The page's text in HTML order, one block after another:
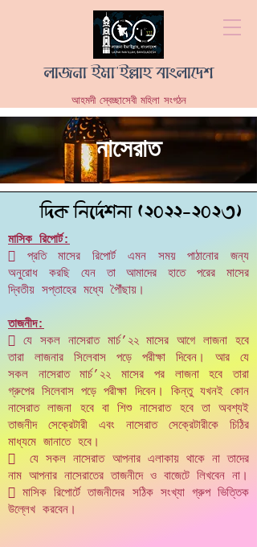
লাজনা ইমা'ইল্লাহ বাংলাদেশ
আহমদী স্বেচ্ছাসেবী মহিলা সংগঠন
নাসেরাত
w`K wb‡`©kbv (2022-2023)
মাসিক রিপোর্ট:
 প্রতি মাসের রিপোর্ট এমন সময় পাঠানোর জন্য
অনুরোধ করছি যেন তা আমাদের হাতে পরের মাসের
দ্বিতীয় সপ্তাহের মধ্যে পৈৗঁছায়।
তাজনীদ:
 যে সকল নাসেরাত মার্চ’২২ মাসের আগে লাজনা হবে
তারা লাজনার সিলেবাস পড়ে পরীক্ষা দিবেন। আর যে
সকল নাসেরাত মার্চ’২২ মাসের পর লাজনা হবে তারা
গ্রুপের সিলেবাস পড়ে পরীক্ষা দিবেন। কিন্তু যখনই কোন
নাসেরাত লাজনা হবে বা শিশু নাসেরাত হবে তা অবশ্যই
তাজনীদ সেক্রেটারী এবং নাসেরাত সেক্রেটারীকে চিঠির
মাধ্যমে জানাতে হবে।
 যে সকল নাসেরাত আপনার এলাকায় থাকে না তাদের
নাম আপনার নাসেরাতের তাজনীদে ও বাজেটে লিখবেন না।
 মাসিক রিপোর্টে তাজনীদের সঠিক সংখ্যা গ্রুপ ভিত্তিক
উল্লেখ করবেন।